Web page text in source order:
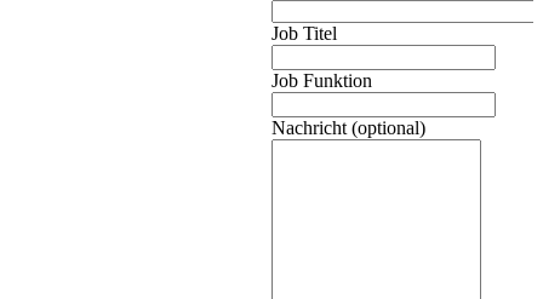
Job Titel
Job Funktion
Nachricht (optional)